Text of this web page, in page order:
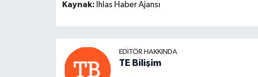
Kaynak: İhlas Haber Ajansı
EDITÖR HAKKINDA
TE Bilişim